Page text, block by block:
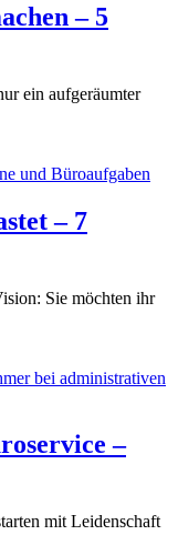
– 5
ein aufgeräumter
– 7
Sie möchten ihr
–
mit Leidenschaft